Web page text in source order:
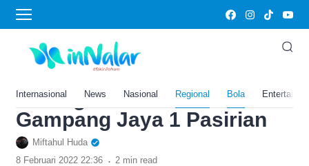
Internasional News Nasional Regional Bola
Home›Bola
Ini Tampang Ibu dan Anak di
Lumajang yang Mencuri
Gelang Emas di Toko Emas
Gampang Jaya 1 Pasirian
Miftahul Huda
8 Februari 2022 22:36 . 2 min read